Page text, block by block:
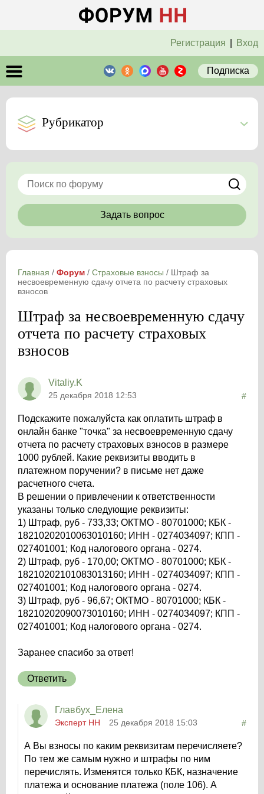
Регистрация Вход
Подписка
Рубрикатор
Задать вопрос
Главная / Форум / Страховые взносы / Штраф за
несвоевременную сдачу отчета по расчету страховых
взносов
Штраф за несвоевременную сдачу
отчета по расчету страховых
взносов
Vitaliy.K
25 декабря 2018 12:53 #
Подскажите пожалуйста как оплатить штраф в
онлайн банке "точка" за несвоевременную сдачу
отчета по расчету страховых взносов в размере
1000 рублей. Какие реквизиты вводить в
платежном поручении? в письме нет даже
расчетного счета.
В решении о привлечении к ответственности
указаны только следующие реквизиты:
1) Штраф, руб - 733,33; ОКТМО - 80701000; КБК -
18210202010063010160; ИНН - 0274034097; КПП -
027401001; Код налогового органа - 0274.
2) Штраф, руб - 170,00; ОКТМО - 80701000; КБК -
18210202101083013160; ИНН - 0274034097; КПП -
027401001; Код налогового органа - 0274.
3) Штраф, руб - 96,67; ОКТМО - 80701000; КБК -
18210202090073010160; ИНН - 0274034097; КПП -
027401001; Код налогового органа - 0274.
Заранее спасибо за ответ!
Ответить
Главбух_Елена
Эксперт НН 25 декабря 2018 15:03 #
А Вы взносы по каким реквизитам перечисляете?
По тем же самым нужно и штрафы по ним
перечислять. Изменятся только КБК, назначение
платежа и основание платежа (поле 106). А